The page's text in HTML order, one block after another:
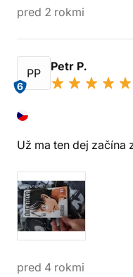
pred 2 rokmi
PP
6
Petr P.
Už ma ten dej začína
pred 4 rokmi